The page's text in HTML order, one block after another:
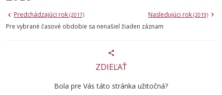
Predchádzajúci rok (2017) Nasledujúci rok (2019)
Pre vybrané časové obdobie sa nenašiel žiaden záznam
ZDIEĽAŤ
Bola pre Vás táto stránka užitočná?